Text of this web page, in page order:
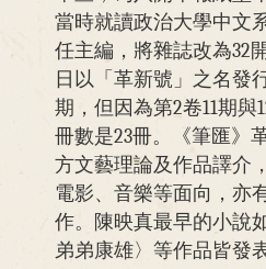
當時就讀政治大學中文
任主編，將雜誌改為32
日以「革新號」之名發
期，但因為第2卷11期與
冊數是23冊。《筆匯》
方文藝理論及作品譯介
電影、音樂等面向，亦
作。陳映真最早的小說
弟弟康雄〉等作品皆發